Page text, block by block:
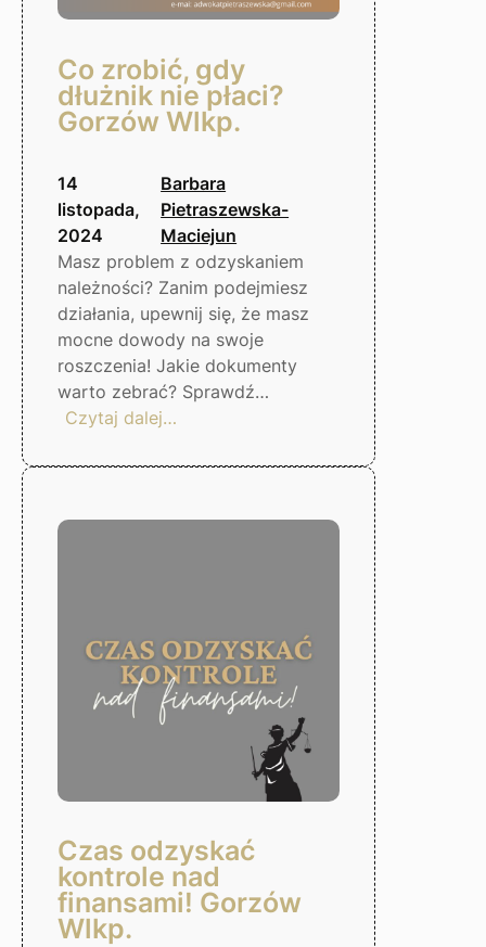
Co zrobić, gdy
dłużnik nie płaci?
Gorzów Wlkp.
14
listopada,
2024
Barbara
Pietraszewska-
Maciejun
Masz problem z odzyskaniem
należności? Zanim podejmiesz
działania, upewnij się, że masz
mocne dowody na swoje
roszczenia! Jakie dokumenty
warto zebrać? Sprawdź…
Czytaj dalej…
zrobić,
dłużnik
Czas odzyskać
kontrole nad
finansami! Gorzów
Wlkp.